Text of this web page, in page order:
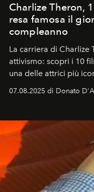
Charlize Theron,
resa famosa il
compleanno
La carriera di Charlize
attivismo: scopri i 10
una delle attrici più
07.08.2025 di Donato